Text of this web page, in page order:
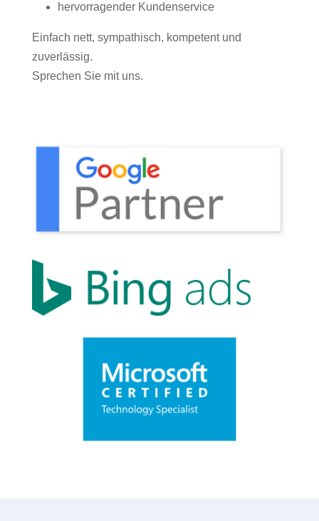
hervorragender Kundenservice
Einfach nett, sympathisch, kompetent und
zuverlässig.
Sprechen Sie mit uns.